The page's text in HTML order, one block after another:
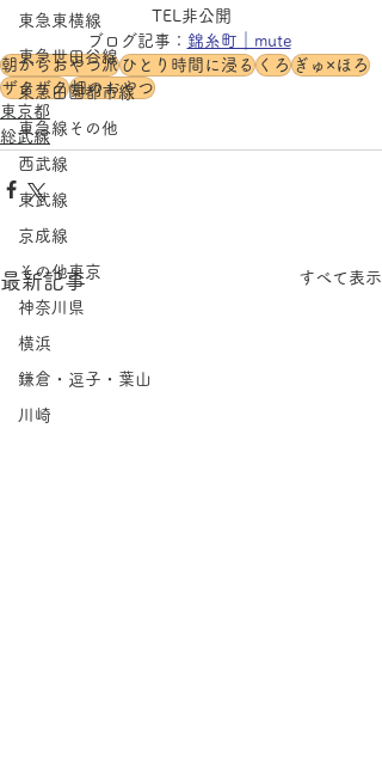
東急東横線
東急世田谷線
東急田園都市線
東急線その他
西武線
東武線
京成線
その他東京
神奈川県
横浜
鎌倉・逗子・葉山
川崎
TEL非公開
ブログ記事： 錦糸町｜mute
朝からおやつ派ひとり時間に浸るくろぎゅ×ほろ
ザクザク畑のおやつ
東京都
総武線
最新記事 すべて表示